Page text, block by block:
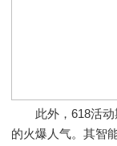
此外，618活动
的火爆人气。其智